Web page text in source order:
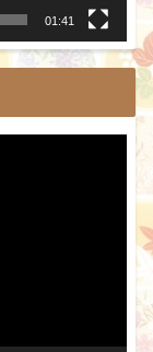
01:41